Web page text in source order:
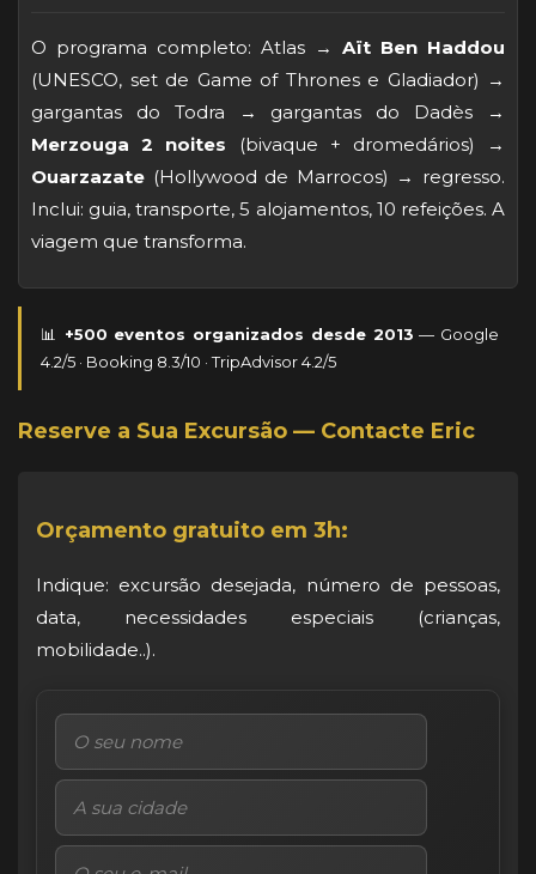
O programa completo: Atlas → Aït Ben Haddou
(UNESCO, set de Game of Thrones e Gladiador) →
gargantas do Todra → gargantas do Dadès →
Merzouga 2 noites (bivaque + dromedários) →
Ouarzazate (Hollywood de Marrocos) → regresso.
Inclui: guia, transporte, 5 alojamentos, 10 refeições. A
viagem que transforma.
📊 +500 eventos organizados desde 2013 — Google
4.2/5 · Booking 8.3/10 · TripAdvisor 4.2/5
Reserve a Sua Excursão — Contacte Eric
Orçamento gratuito em 3h:
Indique: excursão desejada, número de pessoas,
data, necessidades especiais (crianças,
mobilidade..).